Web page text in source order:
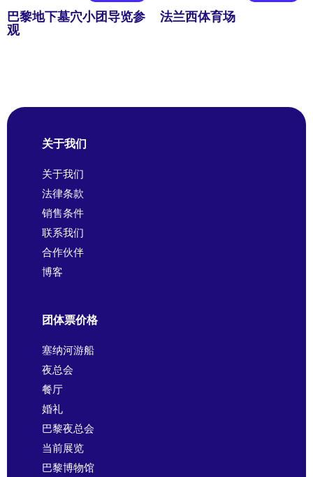
巴黎地下墓穴小团导览参
观
法兰西体育场
关于我们
关于我们
法律条款
销售条件
联系我们
合作伙伴
博客
团体票价格
塞纳河游船
夜总会
餐厅
婚礼
巴黎夜总会
当前展览
巴黎博物馆